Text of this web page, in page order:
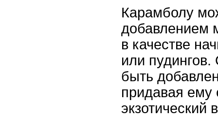
Карамболу
добавлением
в качестве
или
быть
придавая ему
экзотический